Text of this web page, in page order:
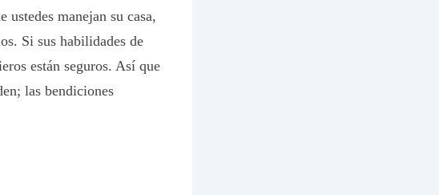
manejan su casa,
Si sus habilidades de
están seguros. Así que
las bendiciones